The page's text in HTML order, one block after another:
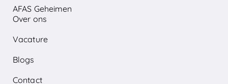
AFAS Geheimen
Over ons
Vacature
Blogs
Contact